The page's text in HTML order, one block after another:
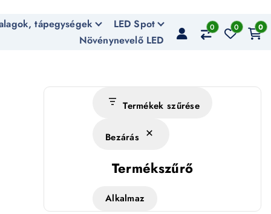
tápegységek
LED Spot
Növénynevelő LED
0 0 0
Termékek szűrése
Bezárás
Termékszűrő
Alkalmaz